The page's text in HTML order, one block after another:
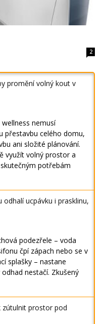
2
promění volný kout v
nemusí
přestavbu celého domu,
ani složité plánování.
využít volný prostor a
potřebám
ucpávku i prasklinu,
podezřele – voda
čpí zápach nebo se v
splašky – nastane
nestačí. Zkušený
zútulnit prostor pod